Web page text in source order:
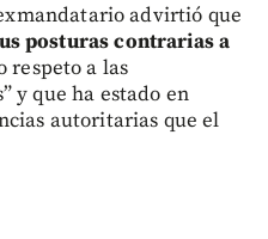
advirtió que
posturas contrarias a
respeto a las
y que ha estado en
autoritarias que el